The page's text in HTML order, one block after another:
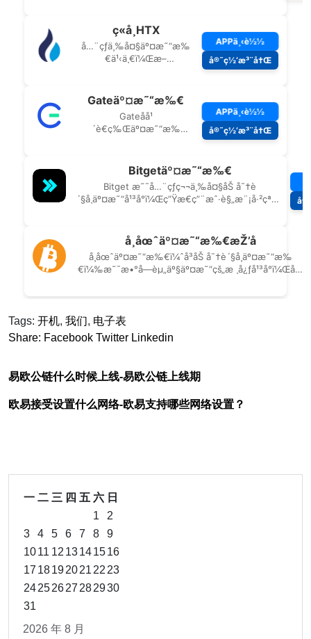
Tags: 开机, 我们, 电子表
Share: Facebook Twitter Linkedin
易欧公链什么时候上线-易欧公链上线期
欧易接受设置什么网络-欧易支持哪些网络设置？
2026 年 8 月
一 二 三 四 五 六 日
1
2
3
4 5 6 7 8
9
1011 12 13141516
17 18192021 22 23
24252627 282930
31